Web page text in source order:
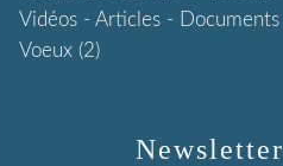
Newsletter
Vidéos - Articles - Documents
Voeux (2)